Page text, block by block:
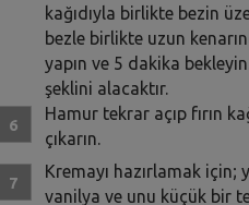
kağıdıyla birlikte bezin
bezle birlikte uzun
yapın ve 5 dakika
şeklini alacaktır.
Hamur tekrar açıp fırın
çıkarın.
Kremayı hazırlamak için;
vanilya ve unu küçük bir